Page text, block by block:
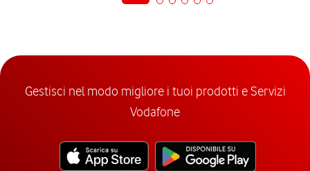
Gestisci nel modo migliore i tuoi prodotti e Servizi
Vodafone